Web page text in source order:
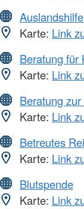
Auslandshilfe
Karte: Link
Beratung für
Karte: Link
Beratung
Karte: Link
Betreutes
Karte: Link
Blutspende
Karte: Link